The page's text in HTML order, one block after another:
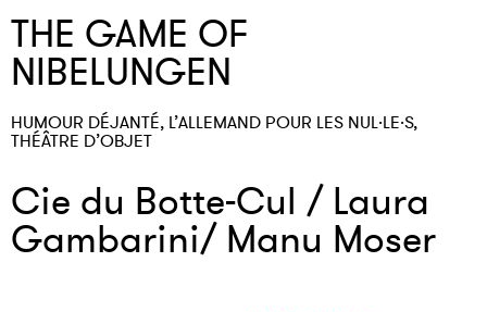
HUMOUR DÉJANTÉ, L’ALLEMAND POUR LES NUL·LE·S,
THÉÂTRE D’OBJET
THE GAME OF
NIBELUNGEN
Cie du Botte-Cul / Laura
Gambarini/ Manu Moser